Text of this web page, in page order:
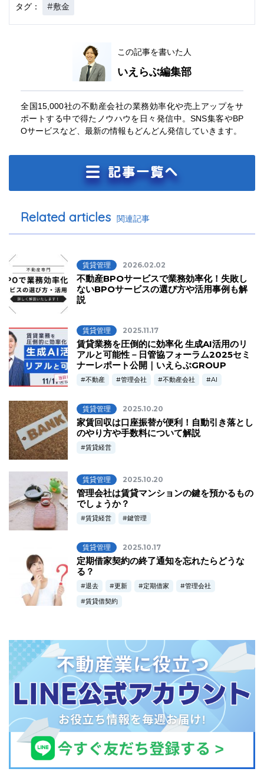
タグ： #敷金
この記事を書いた人
いえらぶ編集部
全国15,000社の不動産会社の業務効率化や売上アップをサ
ポートする中で得たノウハウを日々発信中。SNS集客やBP
Oサービスなど、最新の情報もどんどん発信していきます。
Related articles 関連記事
賃貸管理 2026.02.02
不動産BPOサービスで業務効率化！失敗し
ないBPOサービスの選び方や活用事例も解
説
賃貸管理 2025.11.17
賃貸業務を圧倒的に効率化 生成AI活用のリ
アルと可能性－日管協フォーラム2025セミ
ナーレポート公開｜いえらぶGROUP
不動産 管理会社 不動産会社 AI
賃貸管理 2025.10.20
家賃回収は口座振替が便利！自動引き落とし
のやり方や手数料について解説
賃貸経営
賃貸管理 2025.10.20
管理会社は賃貸マンションの鍵を預かるもの
でしょうか？
賃貸経営 鍵管理
賃貸管理 2025.10.17
定期借家契約の終了通知を忘れたらどうな
る？
退去 更新 定期借家
管理会社
賃貸借契約